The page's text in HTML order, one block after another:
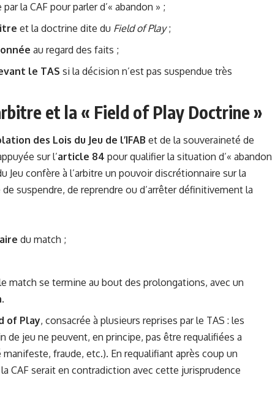
la CAF pour parler d’« abandon » ;
et la doctrine dite du Field of Play;
au regard des faits ;
le TAS si la décision n’est pas suspendue très
et la « Field of Play Doctrine »
des Lois du Jeu de l’IFAB et de la souveraineté de
sur l’article 84 pour qualifier la situation d’« abandon
Jeu confère à l’arbitre un pouvoir discrétionnaire sur la
suspendre, de reprendre ou d’arrêter définitivement la
du match ;
match se termine au bout des prolongations, avec un
.
of Play, consacrée à plusieurs reprises par le TAS : les
de jeu ne peuvent, en principe, pas être requalifiées a
fraude, etc.). En requalifiant après coup un
CAF serait en contradiction avec cette jurisprudence